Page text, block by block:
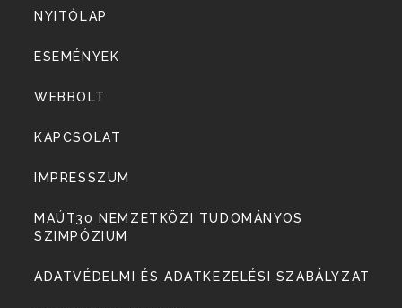
NYITÓLAP
ESEMÉNYEK
WEBBOLT
KAPCSOLAT
IMPRESSZUM
MAÚT30 NEMZETKÖZI TUDOMÁNYOS
SZIMPÓZIUM
ADATVÉDELMI ÉS ADATKEZELÉSI SZABÁLYZAT